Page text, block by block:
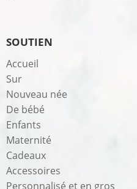
SOUTIEN
Accueil
Sur
Nouveau née
De bébé
Enfants
Maternité
Cadeaux
Accessoires
Personnalisé et en gros